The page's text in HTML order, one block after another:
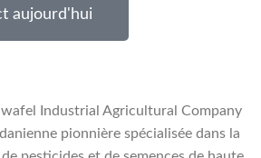
aujourd'hui
Industrial Agricultural Company
pionnière spécialisée dans la